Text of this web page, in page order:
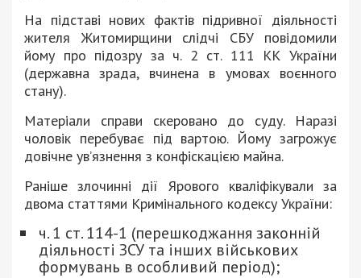
На підставі нових фактів підривної діяльності
жителя Житомирщини слідчі СБУ повідомили
йому про підозру за ч. 2 ст. 111 КК України
(державна зрада, вчинена в умовах воєнного
стану).
Матеріали справи скеровано до суду. Наразі
чоловік перебуває під вартою. Йому загрожує
довічне ув’язнення з конфіскацією майна.
Раніше злочинні дії Ярового кваліфікували за
двома статтями Кримінального кодексу України:
ч. 1 ст. 114-1 (перешкоджання законній
діяльності ЗСУ та інших військових
формувань в особливий період);